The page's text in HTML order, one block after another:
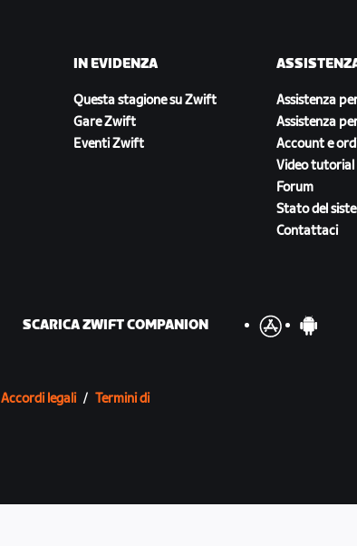
IN EVIDENZA
Questa stagione su Zwift
Gare Zwift
Eventi Zwift
Assistenza
Assistenza
Account e
Video tutorial
Forum
Stato del
Contattaci
SCARICA ZWIFT COMPANION
Accordi legali / Termini di